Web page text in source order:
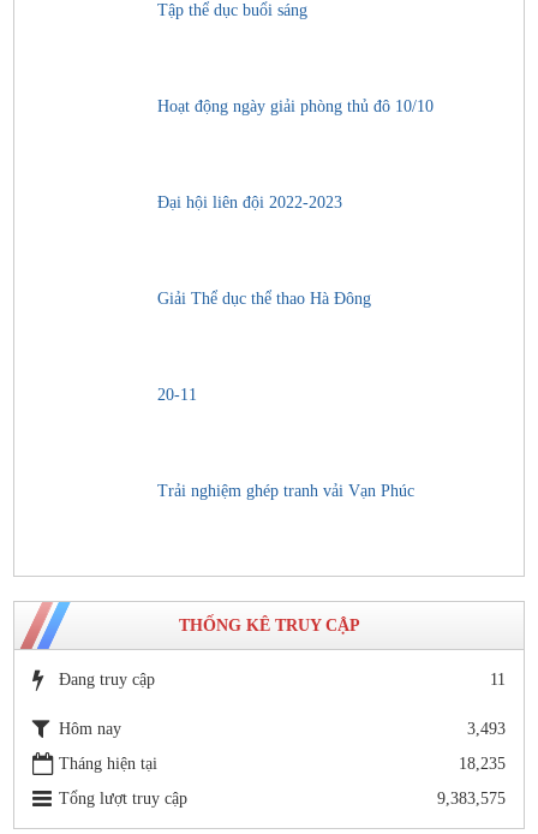
Tập thể dục buổi sáng
Hoạt động ngày giải phòng thủ đô 10/10
Đại hội liên đội 2022-2023
Giải Thể dục thể thao Hà Đông
20-11
Trải nghiệm ghép tranh vải Vạn Phúc
THỐNG KÊ TRUY CẬP
Đang truy cập 11
Hôm nay
3,493
Tháng hiện tại
18,235
Tổng lượt truy cập
9,383,575